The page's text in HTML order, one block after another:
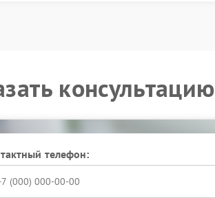
консультацию
телефон: